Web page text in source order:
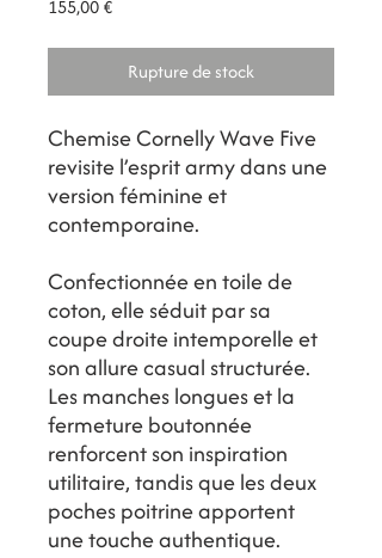
155,00 €Prix
Rupture de stock
Chemise Cornelly Wave Five
revisite l’esprit army dans une
version féminine et
contemporaine.
Confectionnée en toile de
coton, elle séduit par sa
coupe droite intemporelle et
son allure casual structurée.
Les manches longues et la
fermeture boutonnée
renforcent son inspiration
utilitaire, tandis que les deux
poches poitrine apportent
une touche authentique.